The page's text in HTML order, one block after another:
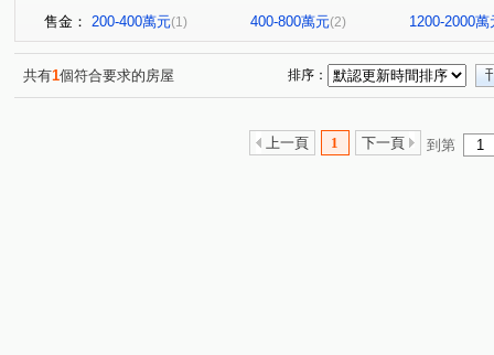
大仁街(1) 芳洲二路 環河西路一段 民生路 (1)
景平路(1) 景德街(1) 文化三路二段(1) 碧潭路(2)
檳
信義路(1) 勵行街(1) 新市三路一段(1)
福
羅斯福路五段(1) 寶清街(1) 福山街(1) 中正路(1)
博
中山路三段(1) 民利街 (1) 安順東七街 (1)
售金： 200-400萬元(1) 400-800萬元(2) 1200-2000萬
共有1個符合要求的房屋 排序：
上一頁 1 下一頁 到第